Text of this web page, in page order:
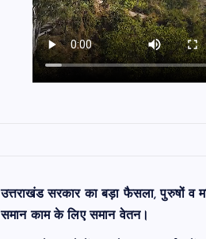
उत्तराखंड सरकार का बड़ा फैसला, पुरुषों व
समान काम के लिए समान वेतन।